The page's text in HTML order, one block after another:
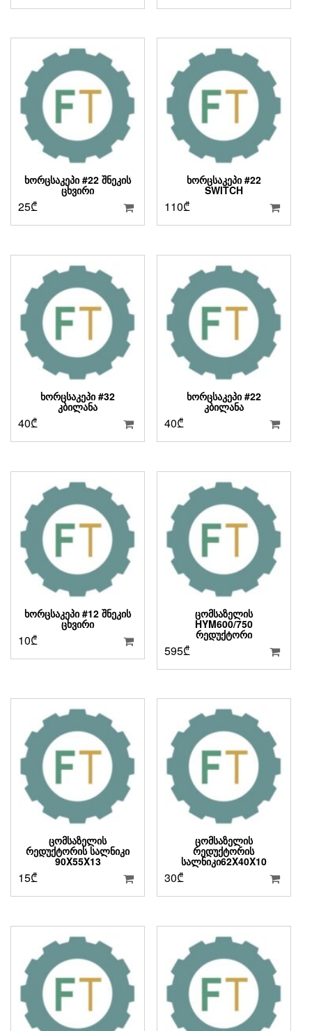
ᲮᲝᲠᲪᲡᲐᲙᲔᲞᲘ #22 ᲨᲜᲔᲙᲘᲡ
ᲪᲮᲕᲘᲠᲘ
25₾
ᲮᲝᲠᲪᲡᲐᲙᲔᲞᲘ #22
SWITCH
110₾
ᲮᲝᲠᲪᲡᲐᲙᲔᲞᲘ #32
ᲙᲑᲘᲚᲐᲜᲐ
40₾
ᲮᲝᲠᲪᲡᲐᲙᲔᲞᲘ #22
ᲙᲑᲘᲚᲐᲜᲐ
40₾
ᲮᲝᲠᲪᲡᲐᲙᲔᲞᲘ #12 ᲨᲜᲔᲙᲘᲡ
ᲪᲮᲕᲘᲠᲘ
10₾
ᲪᲝᲛᲡᲐᲖᲔᲚᲘᲡ
HYM600/750
ᲠᲔᲓᲣᲥᲢᲝᲠᲘ
595₾
ᲪᲝᲛᲡᲐᲖᲔᲚᲘᲡ
ᲠᲔᲓᲣᲥᲢᲝᲠᲘᲡ ᲡᲐᲚᲜᲘᲙᲘ
90X55X13
15₾
ᲪᲝᲛᲡᲐᲖᲔᲚᲘᲡ
ᲠᲔᲓᲣᲥᲢᲝᲠᲘᲡ
ᲡᲐᲚᲜᲘᲙᲘ62X40X10
30₾